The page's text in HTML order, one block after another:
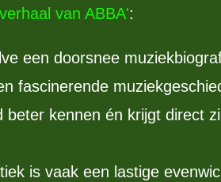
van ABBA':
een doorsnee
fascinerende
beter kennen én krijgt direct
is vaak een lastige